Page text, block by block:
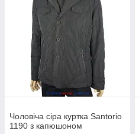
Чоловіча сіра куртка Santorio
1190 з капюшоном